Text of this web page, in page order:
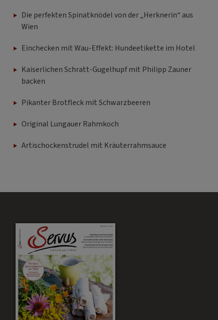
Die perfekten Spinatknödel von der „Herknerin“ aus
Wien
Einchecken mit Wau-Effekt: Hundeetikette im Hotel
Kaiserlichen Schratt-Gugelhupf mit Philipp Zauner
backen
Pikanter Brotfleck mit Schwarzbeeren
Original Lungauer Rahmkoch
Artischockenstrudel mit Kräuterrahmsauce